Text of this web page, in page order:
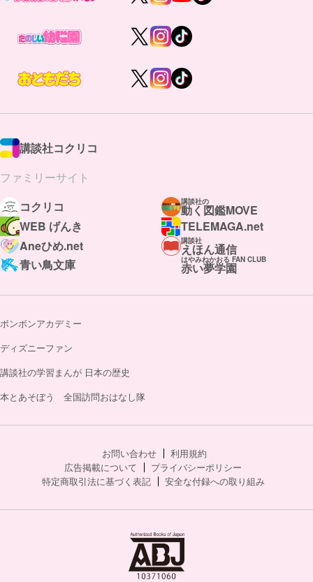
講談社コクリコ
ファミリーサイト
コクリコ
講談社の
動く図鑑MOVE
WEB げんき
TELEMAGA.net
Aneひめ.net
講談社
えほん通信
青い鳥文庫
はやみねかおる FAN CLUB
赤い夢学園
ボンボンアカデミー
ディズニーファン
講談社の学習まんが 日本の歴史
本とあそぼう 全国訪問おはなし隊
お問い合わせ
利用規約
広告掲載について
プライバシーポリシー
特定商取引法に基づく表記
安全な付録への取り組み